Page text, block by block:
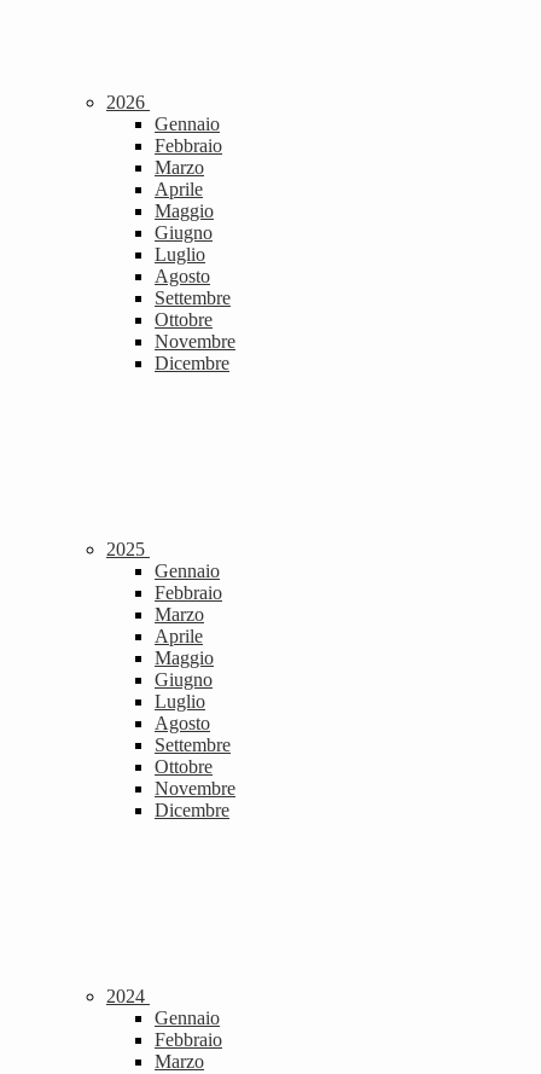
2026
Gennaio
Febbraio
Marzo
Aprile
Maggio
Giugno
Luglio
Agosto
Settembre
Ottobre
Novembre
Dicembre
2025
Gennaio
Febbraio
Marzo
Aprile
Maggio
Giugno
Luglio
Agosto
Settembre
Ottobre
Novembre
Dicembre
2024
Gennaio
Febbraio
Marzo